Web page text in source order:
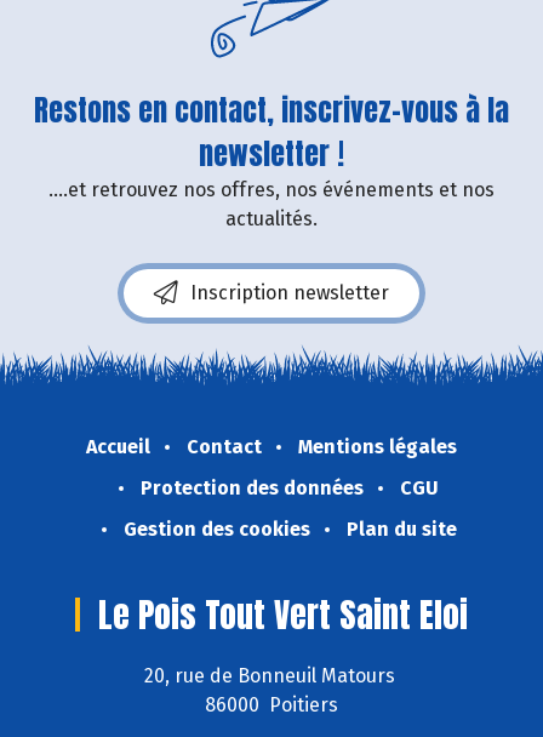
Restons en contact, inscrivez-vous à la
newsletter !
....et retrouvez nos offres, nos événements et nos
actualités.
Inscription newsletter
Accueil Contact
Mentions légales
Protection des données
CGU
Gestion des cookies
Plan du site
Le Pois Tout Vert Saint Eloi
20, rue de Bonneuil Matours
86000 Poitiers